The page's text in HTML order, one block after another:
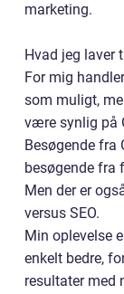
marketing.
Hvad jeg laver
For mig
som muligt,
være synlig på
Besøgende fra
besøgende fra
Men der er
versus SEO.
Min oplevelse
enkelt bedre,
resultater med